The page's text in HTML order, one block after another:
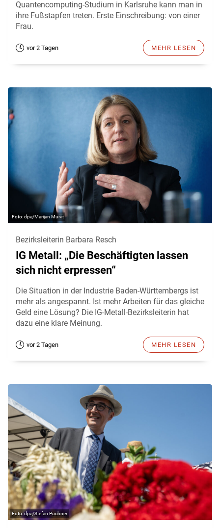
Quantencomputing-Studium in Karlsruhe kann man in
ihre Fußstapfen treten. Erste Einschreibung: von einer
Frau.
vor 2 Tagen MEHR LESEN
dpa/Marijan Murat
Bezirksleiterin Barbara Resch
IG Metall: „Die Beschäftigten lassen
sich nicht erpressen“
Die Situation in der Industrie Baden-Württembergs ist
mehr als angespannt. Ist mehr Arbeiten für das gleiche
Geld eine Lösung? Die IG-Metall-Bezirksleiterin hat
dazu eine klare Meinung.
vor 2 Tagen MEHR LESEN
dpa/Stefan Puchner